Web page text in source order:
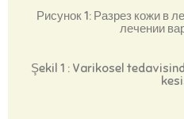
Рисунок 1: Разрез кожи в
лечении
Şekil 1 : Varikosel